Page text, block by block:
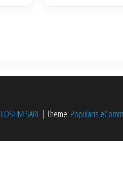
LOSLIM SARL | Theme: Popularis